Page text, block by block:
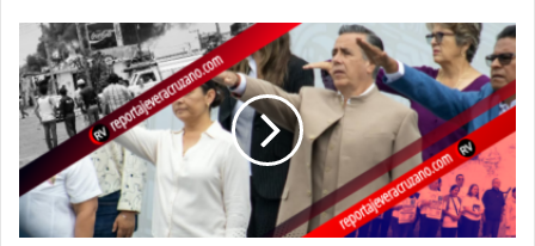
numerología:
señales
ocultas
para
tomar
el
control
del
destino
CÓRDOBA:
CUANDO
EL
PODER
VISTE
DE
VANIDAD
Y